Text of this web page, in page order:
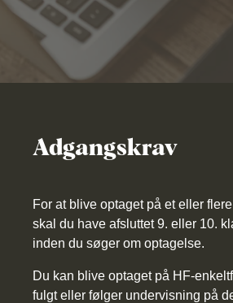
Adgangskrav
For at blive optaget på et eller
skal du have afsluttet 9. eller 10.
inden du søger om optagelse.
Du kan blive optaget på HF-
fulgt eller følger undervisning på